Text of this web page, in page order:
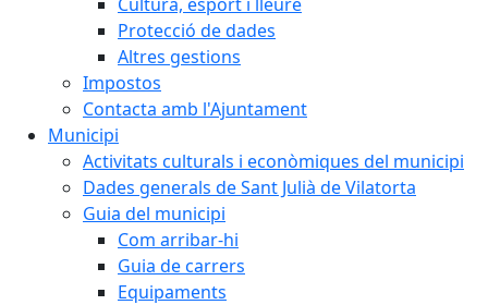
Protecció de dades
Altres gestions
Impostos
Contacta amb l'Ajuntament
Municipi
Activitats culturals i econòmiques del municipi
Dades generals de Sant Julià de Vilatorta
Guia del municipi
Com arribar-hi
Guia de carrers
Equipaments